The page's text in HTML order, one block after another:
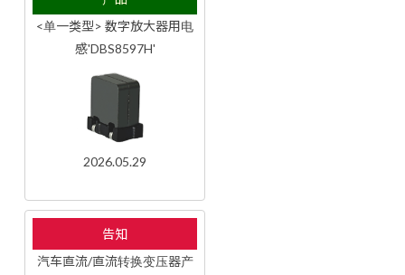
<单一类型> 数字放大器用电
感'DBS8597H'
2026.05.29
告知
汽车直流/直流转换变压器产